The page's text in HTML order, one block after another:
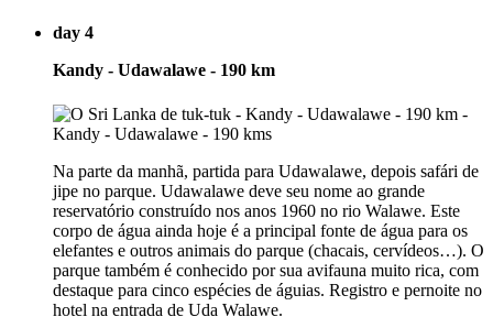
day 4
Kandy - Udawalawe - 190 km
Na parte da manhã, partida para Udawalawe, depois safári de
jipe no parque. Udawalawe deve seu nome ao grande
reservatório construído nos anos 1960 no rio Walawe. Este
corpo de água ainda hoje é a principal fonte de água para os
elefantes e outros animais do parque (chacais, cervídeos…). O
parque também é conhecido por sua avifauna muito rica, com
destaque para cinco espécies de águias. Registro e pernoite no
hotel na entrada de Uda Walawe.